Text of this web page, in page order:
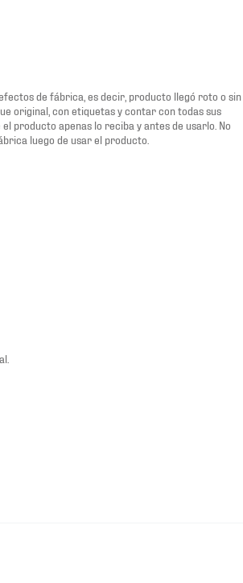
de fábrica, es decir, producto llegó roto o sin
original, con etiquetas y contar con todas sus
producto apenas lo reciba y antes de usarlo. No
luego de usar el producto.